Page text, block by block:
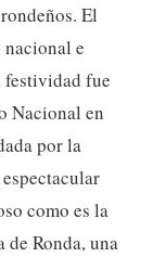
El
e
festividad fue
Nacional en
por la
como es la
de Ronda, una